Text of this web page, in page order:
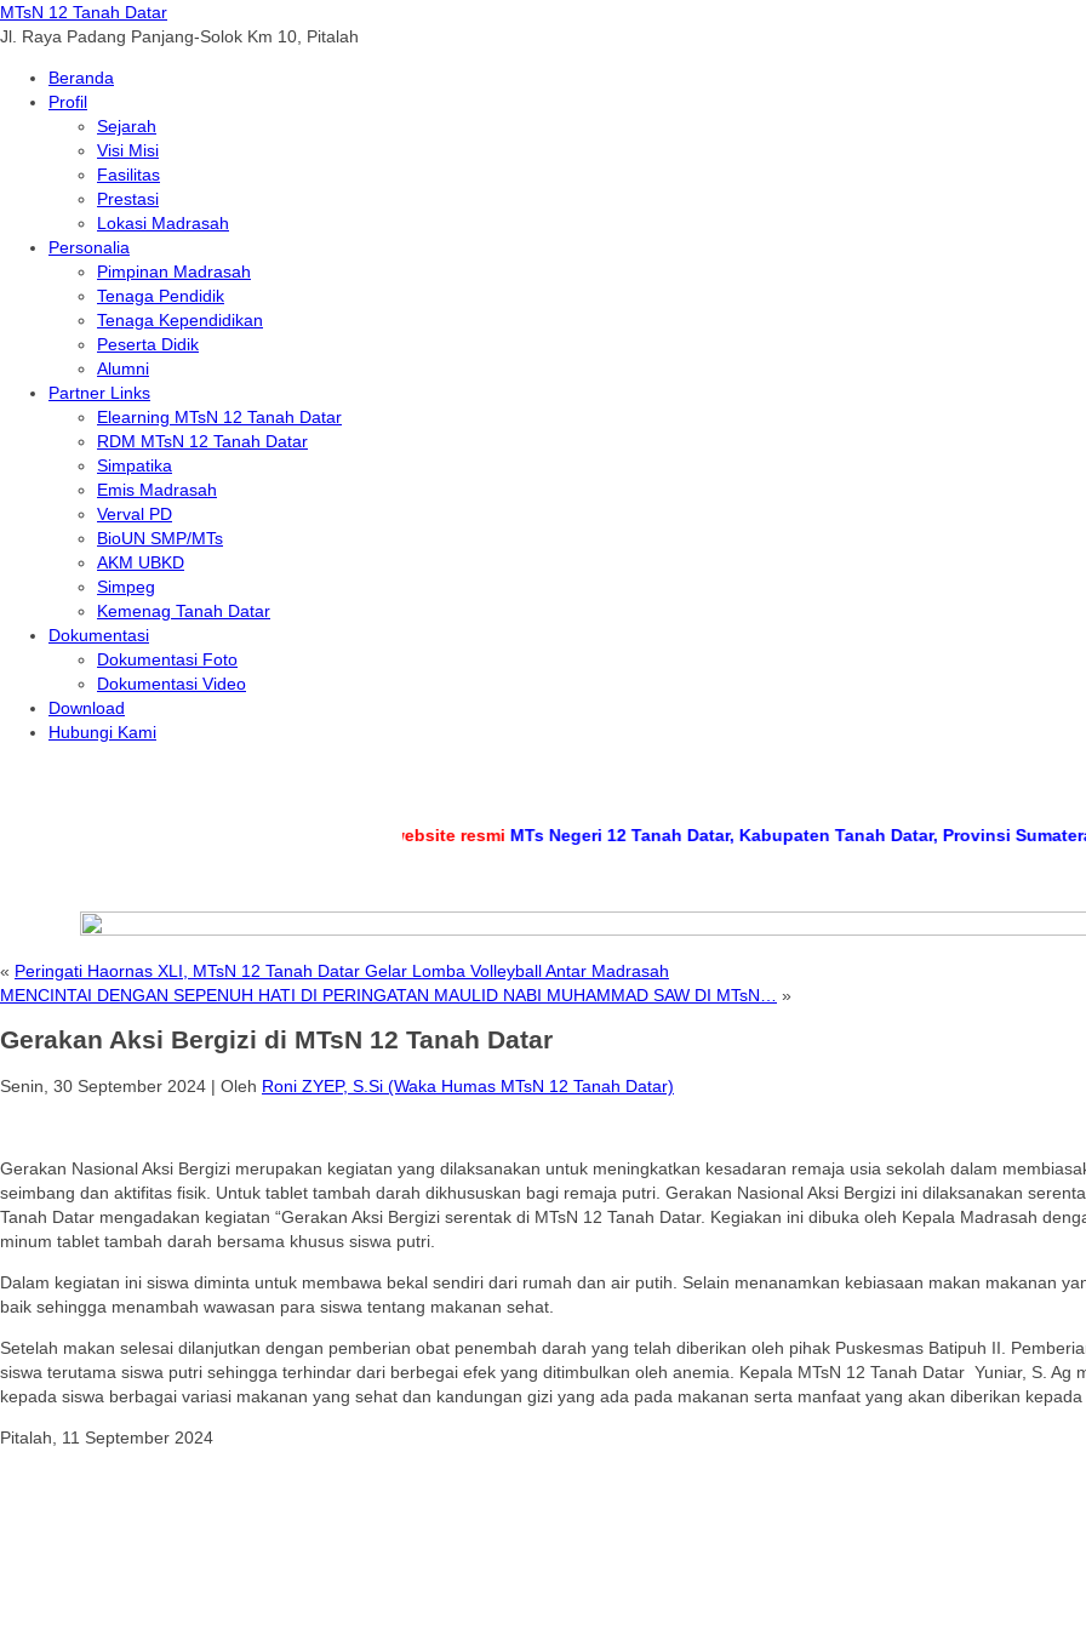
MTsN 12 Tanah Datar
Jl. Raya Padang Panjang-Solok Km 10, Pitalah
Beranda
Profil
Sejarah
Visi Misi
Fasilitas
Prestasi
Lokasi Madrasah
Personalia
Pimpinan Madrasah
Tenaga Pendidik
Tenaga Kependidikan
Peserta Didik
Alumni
Partner Links
Elearning MTsN 12 Tanah Datar
RDM MTsN 12 Tanah Datar
Simpatika
Emis Madrasah
Verval PD
BioUN SMP/MTs
AKM UBKD
Simpeg
Kemenag Tanah Datar
Dokumentasi
Dokumentasi Foto
Dokumentasi Video
Download
Hubungi Kami
website resmi MTs Negeri 12 Tanah Datar, Kabupaten Tanah Datar, Provinsi Sumatera Barat
« Peringati Haornas XLI, MTsN 12 Tanah Datar Gelar Lomba Volleyball Antar Madrasah
MENCINTAI DENGAN SEPENUH HATI DI PERINGATAN MAULID NABI MUHAMMAD SAW DI MTsN…
»
Gerakan Aksi Bergizi di MTsN 12 Tanah Datar
Senin, 30 September 2024 | Oleh Roni ZYEP, S.Si (Waka Humas MTsN 12 Tanah Datar)
Gerakan Nasional Aksi Bergizi merupakan kegiatan yang dilaksanakan untuk meningkatkan kesadaran remaja usia sekolah dalam
seimbang dan aktifitas fisik. Untuk tablet tambah darah dikhususkan bagi remaja putri. Gerakan Nasional Aksi Bergizi ini dilaksanakan
Tanah Datar mengadakan kegiatan “Gerakan Aksi Bergizi serentak di MTsN 12 Tanah Datar. Kegiakan ini dibuka oleh Kepala Madrasah
minum tablet tambah darah bersama khusus siswa putri.
Dalam kegiatan ini siswa diminta untuk membawa bekal sendiri dari rumah dan air putih. Selain menanamkan kebiasaan makan makanan
baik sehingga menambah wawasan para siswa tentang makanan sehat.
Setelah makan selesai dilanjutkan dengan pemberian obat penembah darah yang telah diberikan oleh pihak Puskesmas Batipuh II.
siswa terutama siswa putri sehingga terhindar dari berbegai efek yang ditimbulkan oleh anemia. Kepala MTsN 12 Tanah Datar Yuniar, S.
kepada siswa berbagai variasi makanan yang sehat dan kandungan gizi yang ada pada makanan serta manfaat yang akan diberikan
Pitalah, 11 September 2024